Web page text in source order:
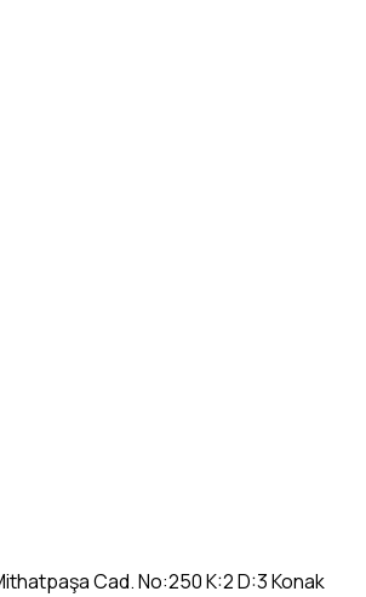
Cad. No:250 K:2 D:3 Konak